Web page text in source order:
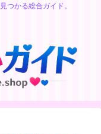
つかる総合ガイド。